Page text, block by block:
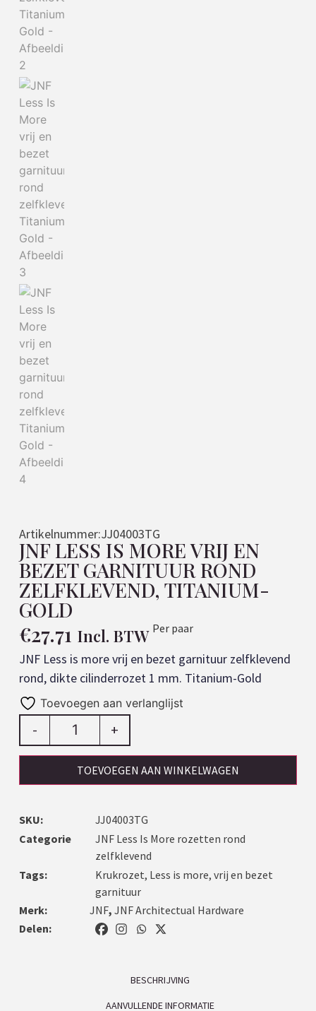
Artikelnummer:JJ04003TG
JNF LESS IS MORE VRIJ EN
BEZET GARNITUUR ROND
ZELFKLEVEND, TITANIUM-
GOLD
€27.71 Incl. BTW Per paar
JNF Less is more vrij en bezet garnituur zelfklevend
rond, dikte cilinderrozet 1 mm. Titanium-Gold
Toevoegen aan verlanglijst
- +
TOEVOEGEN AAN WINKELWAGEN
SKU:
JJ04003TG
Categorie
JNF Less Is More rozetten rond
zelfklevend
Tags:
Krukrozet, Less is more, vrij en bezet
garnituur
Merk:
JNF, JNF Architectual Hardware
Delen:
BESCHRIJVING
AANVULLENDE INFORMATIE